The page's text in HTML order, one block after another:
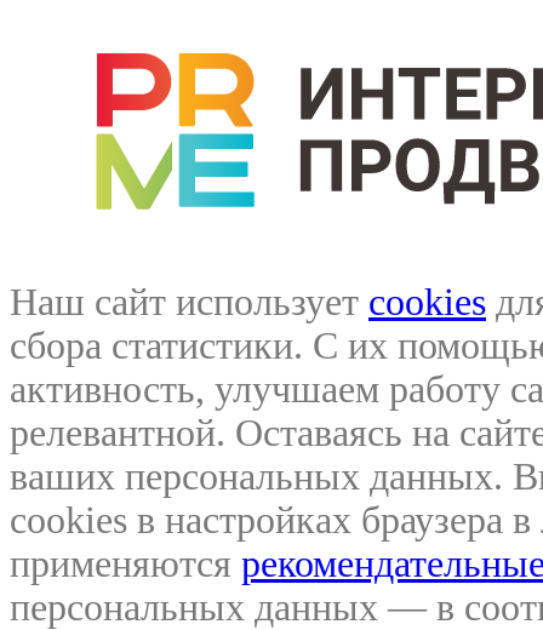
Наш сайт использует cookies
сбора статистики. С их
активность, улучшаем работу
релевантной. Оставаясь на
ваших персональных данных.
cookies в настройках браузера
применяются
персональных данных — в